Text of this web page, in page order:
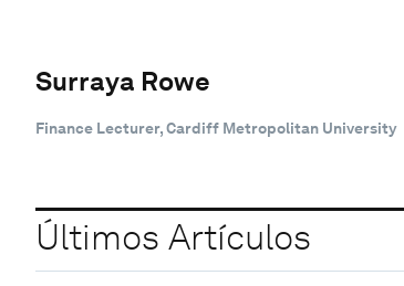
Surraya Rowe
Finance Lecturer, Cardiff Metropolitan University
Últimos Artículos